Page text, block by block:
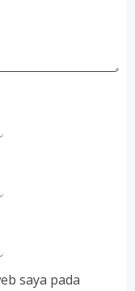
saya pada